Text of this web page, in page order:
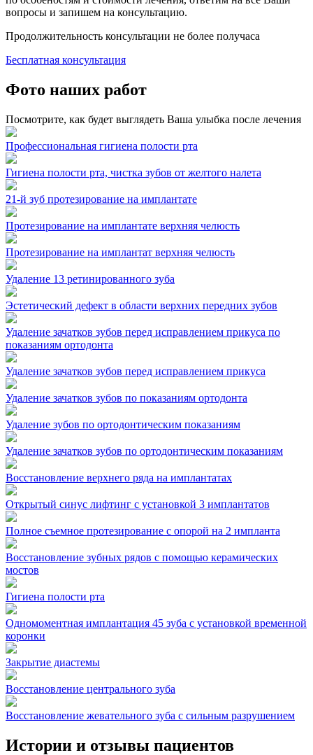
вопросы и запишем на консультацию.
Продолжительность консультации не более получаса
Бесплатная консультация
Фото наших работ
Посмотрите, как будет выглядеть Ваша улыбка после лечения
Профессиональная гигиена полости рта
Гигиена полости рта, чистка зубов от желтого налета
21-й зуб протезирование на имплантате
Протезирование на имплантате верхняя челюсть
Протезирование на имплантат верхняя челюсть
Удаление 13 ретинированного зуба
Эстетический дефект в области верхних передних зубов
Удаление зачатков зубов перед исправлением прикуса по
показаниям ортодонта
Удаление зачатков зубов перед исправлением прикуса
Удаление зачатков зубов по показаниям ортодонта
Удаление зубов по ортодонтическим показаниям
Удаление зачатков зубов по ортодонтическим показаниям
Восстановление верхнего ряда на имплантатах
Открытый синус лифтинг с установкой 3 имплантатов
Полное съемное протезирование с опорой на 2 импланта
Восстановление зубных рядов с помощью керамических
мостов
Гигиена полости рта
Одномоментная имплантация 45 зуба с установкой временной
коронки
Закрытие диастемы
Восстановление центрального зуба
Восстановление жевательного зуба с сильным разрушением
Истории и отзывы пациентов